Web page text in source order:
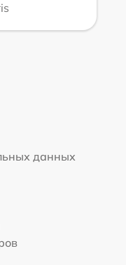
данных